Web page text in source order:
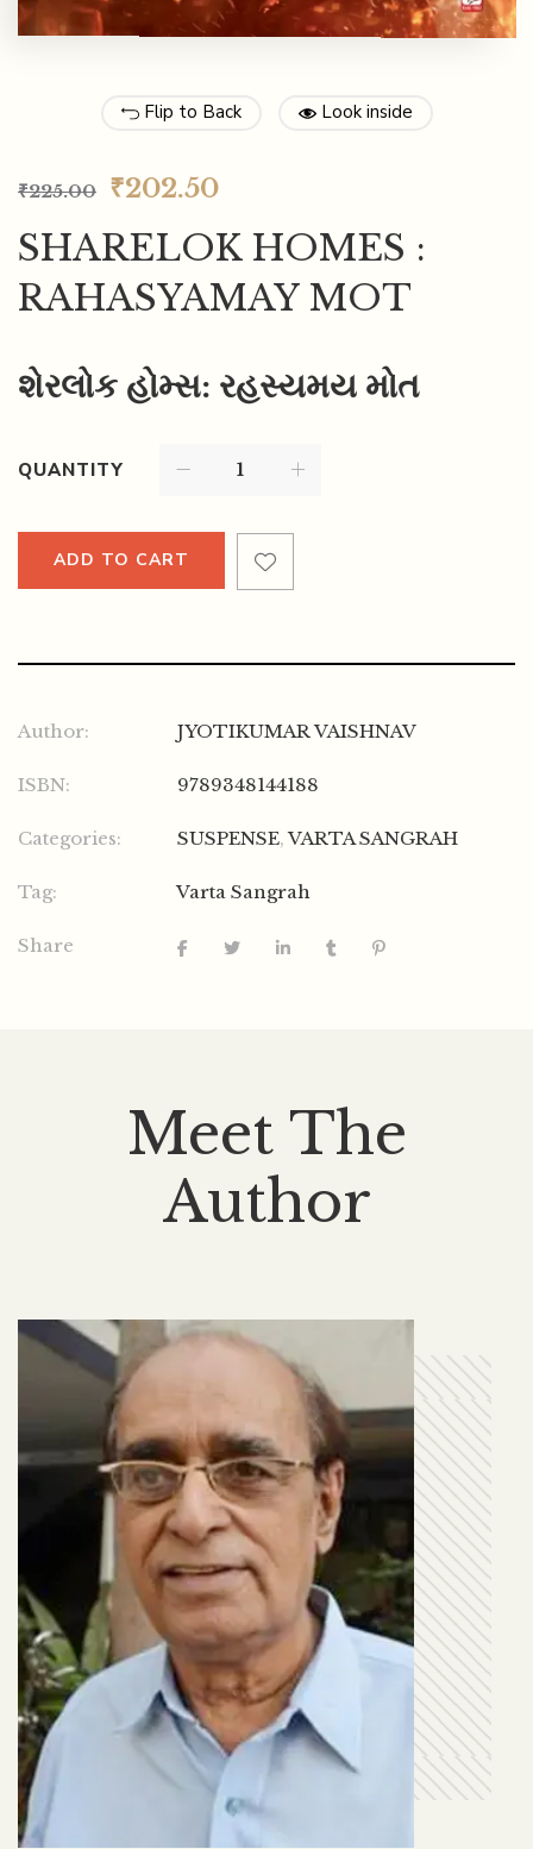
Flip to Back Look inside
₹225.00 ₹202.50
SHARELOK HOMES :
RAHASYAMAY MOT
શેરલોક હોમ્સ: રહસ્યમય મોત
QUANTITY
ADD TO CART
Author: JYOTIKUMAR VAISHNAV
ISBN: 9789348144188
Categories: SUSPENSE,VARTA SANGRAH
Tag: Varta Sangrah
Share
Meet The
Author